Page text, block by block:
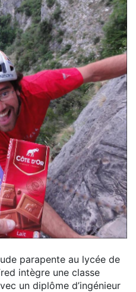
parapente au lycée de
intègre une classe
un diplôme d’ingénieur